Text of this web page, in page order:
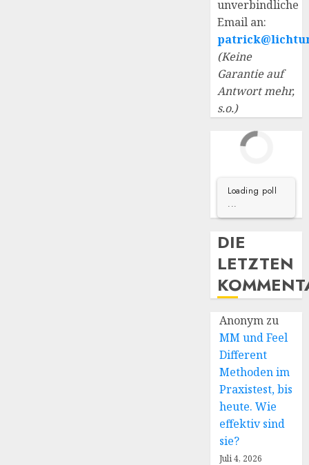
unverbindliche
Email an:
(Keine
Garantie auf
Antwort mehr,
s.o.)
Loading poll
...
DIE
LETZTEN
Anonym zu
MM und Feel
Different
Methoden im
Praxistest, bis
heute. Wie
effektiv sind
sie?
Juli 4, 2026